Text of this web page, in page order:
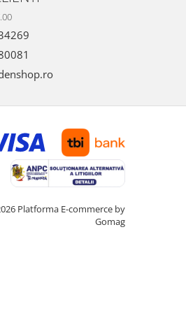
Platforma E-commerce by
Gomag